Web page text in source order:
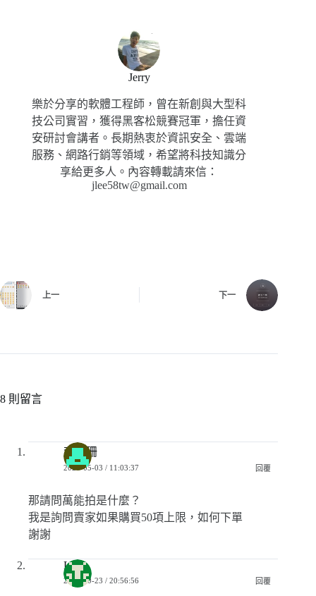
Jerry
樂於分享的軟體工程師，曾在新創與大型科
技公司實習，獲得黑客松競賽冠軍，擔任資
安研討會講者。長期熱衷於資訊安全、雲端
服務、網路行銷等領域，希望將科技知識分
享給更多人。內容轉載請來信：
jlee58tw@gmail.com
上一 下一
8 則留言
李孟珊
2024-05-03 / 11:03:37 回覆
那請問萬能拍是什麼？
我是詢問賣家如果購買50項上限，如何下單
謝謝
Leo
2023-10-23 / 20:56:56 回覆